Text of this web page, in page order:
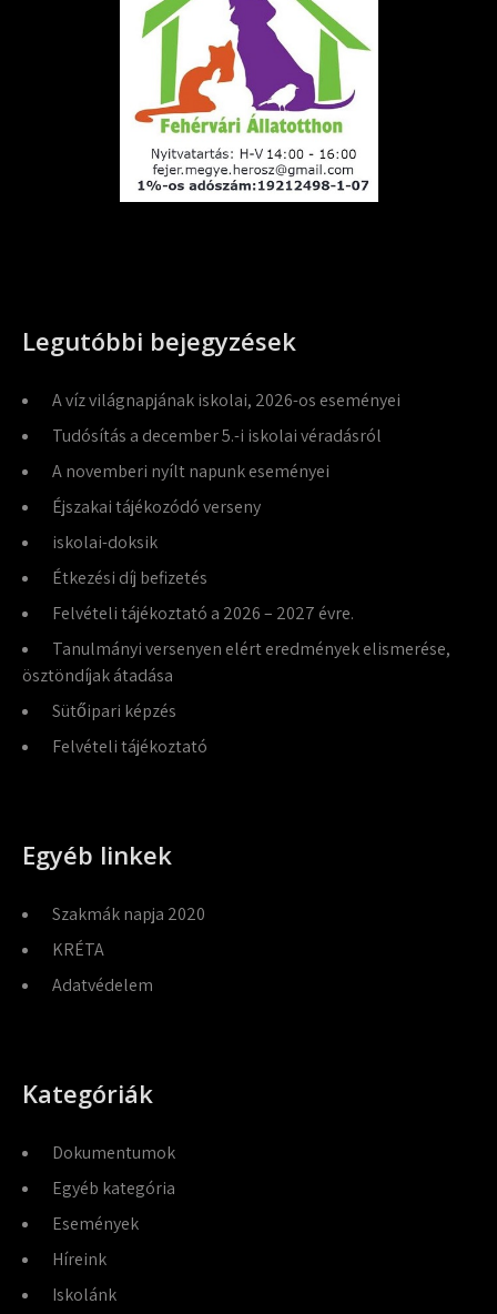
Legutóbbi bejegyzések
A víz világnapjának iskolai, 2026-os eseményei
Tudósítás a december 5.-i iskolai véradásról
A novemberi nyílt napunk eseményei
Éjszakai tájékozódó verseny
iskolai-doksik
Étkezési díj befizetés
Felvételi tájékoztató a 2026 – 2027 évre.
Tanulmányi versenyen elért eredmények elismerése,
ösztöndíjak átadása
Sütőipari képzés
Felvételi tájékoztató
Egyéb linkek
Szakmák napja 2020
KRÉTA
Adatvédelem
Kategóriák
Dokumentumok
Egyéb kategória
Események
Híreink
Iskolánk